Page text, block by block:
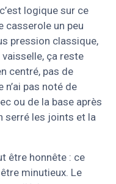
logique sur ce
casserole un peu
pression classique,
ça reste
centré, pas de
pas noté de
ou de la base après
serré les joints et la
être honnête : ce
minutieux. Le